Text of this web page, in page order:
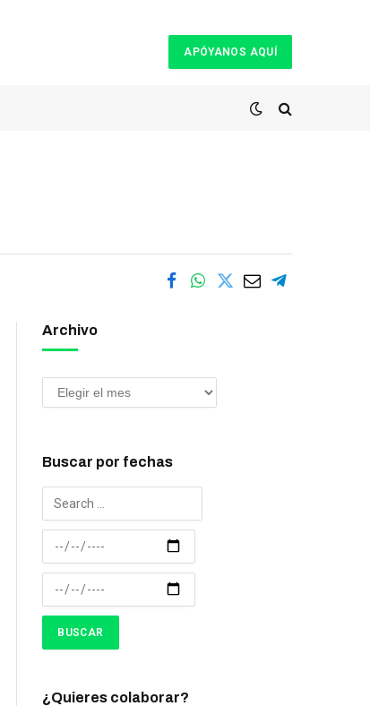
APÓYANOS AQUÍ
Archivo
Buscar por fechas
¿Quieres colaborar?